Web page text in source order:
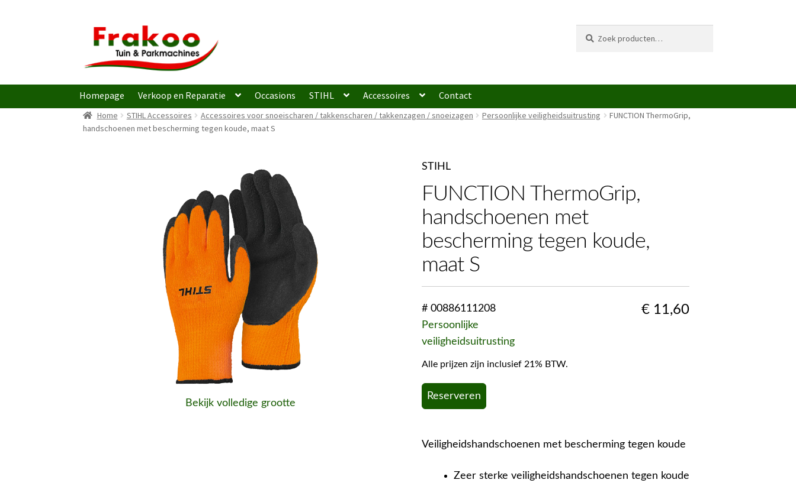
door
naar
naar
de
naar:
Homepage Verkoop en Reparatie Occasions STIHL Accessoires Contact
Home STIHL Accessoires Accessoires voor snoeischaren / takkenscharen / takkenzagen / snoeizagen Persoonlijke veiligheidsuitrusting
FUNCTION ThermoGrip,
handschoenen met bescherming tegen koude, maat S
Bekijk volledige grootte
STIHL
FUNCTION ThermoGrip,
handschoenen met
bescherming tegen koude,
maat S
# 00886111208
Persoonlijke
veiligheidsuitrusting
€11,60
Alle prijzen zijn inclusief 21% BTW.
Reserveren
Veiligheidshandschoenen met bescherming tegen koude
Zeer sterke veiligheidshandschoenen tegen koude